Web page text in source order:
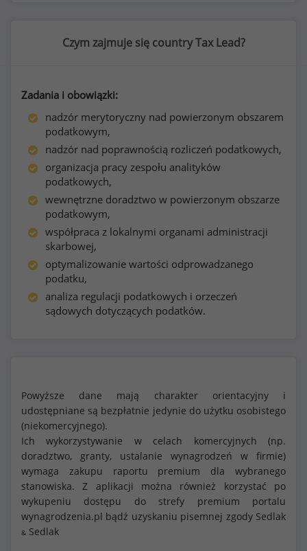
Czym zajmuje się country Tax Lead?
Zadania i obowiązki:
nadzór merytoryczny nad powierzonym obszarem
podatkowym,
nadzór nad poprawnością rozliczeń podatkowych,
organizacja pracy zespołu analityków
podatkowych,
wewnętrzne doradztwo w powierzonym obszarze
podatkowym,
współpraca z lokalnymi organami administracji
skarbowej,
optymalizowanie wartości odprowadzanego
podatku,
analiza regulacji podatkowych i orzeczeń
sądowych dotyczących podatków.
Powyższe dane mają charakter orientacyjny i
udostępniane są bezpłatnie jedynie do użytku osobistego
(niekomercyjnego).
Ich wykorzystywanie w celach komercyjnych (np.
doradztwo, granty, ustalanie wynagrodzeń w firmie)
wymaga zakupu raportu premium dla wybranego
stanowiska. Z aplikacji można również korzystać po
wykupeniu dostępu do strefy premium portalu
wynagrodzenia.pl bądź uzyskaniu pisemnej zgody Sedlak
& Sedlak